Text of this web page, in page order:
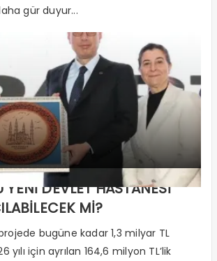
gür duyur...
YENİ DEVLET HASTANESİ
Mİ?
bugüne kadar 1,3 milyar TL
yılı için ayrılan 164,6 milyon TL’lik